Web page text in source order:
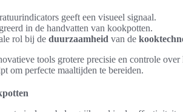
geeft een visueel signaal.
in de handvatten van kookpotten.
rol bij de duurzaamheid van de
tools grotere precisie en controle
om perfecte maaltijden te bereiden.